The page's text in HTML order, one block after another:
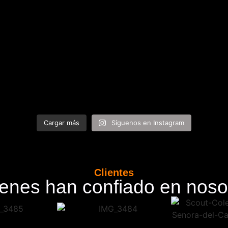
Cargar más Síguenos en Instagram
Clientes
han confiado en